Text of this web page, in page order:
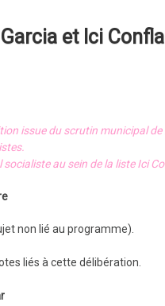
et Ici
issue du scrutin municipal
au sein de la liste Ici
non lié au programme).
liés à cette délibération.